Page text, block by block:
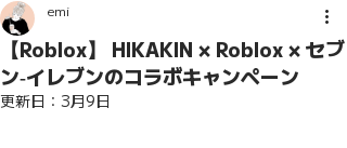
【Roblox】 HIKAKIN × Roblox × セブ
ン‐イレブンのコラボキャンペーン
emi
更新日： 3月9日